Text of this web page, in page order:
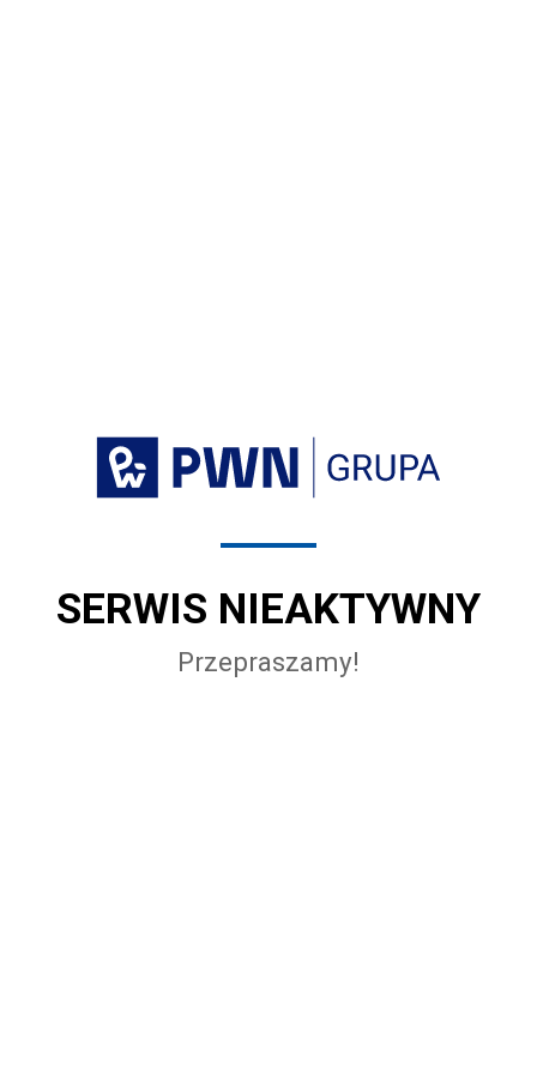
SERWIS NIEAKTYWNY
Przepraszamy!